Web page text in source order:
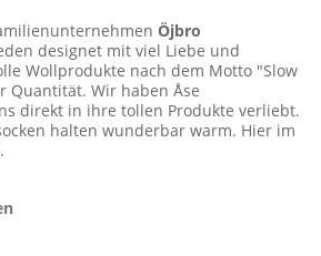
Öjbro
designet mit viel Liebe und
Wollprodukte nach dem Motto "Slow
Quantität. Wir haben Åse
direkt in ihre tollen Produkte verliebt.
halten wunderbar warm. Hier im